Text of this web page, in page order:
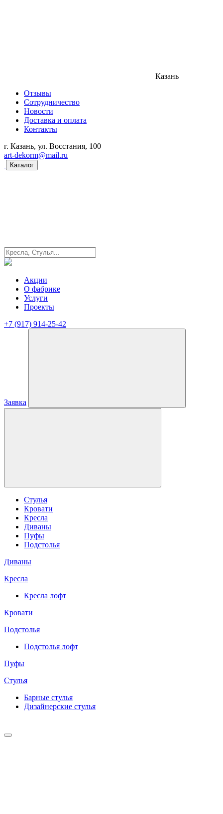
Казань
Отзывы
Сотрудничество
Новости
Доставка и оплата
Контакты
г. Казань, ул. Восстания, 100
art-dekorm@mail.ru
Каталог
Акции
О фабрике
Услуги
Проекты
+7 (917) 914-25-42
Заявка
Стулья
Кровати
Кресла
Диваны
Пуфы
Подстолья
Диваны
Кресла
Кресла лофт
Кровати
Подстолья
Подстолья лофт
Пуфы
Стулья
Барные cтулья
Дизайнерские cтулья